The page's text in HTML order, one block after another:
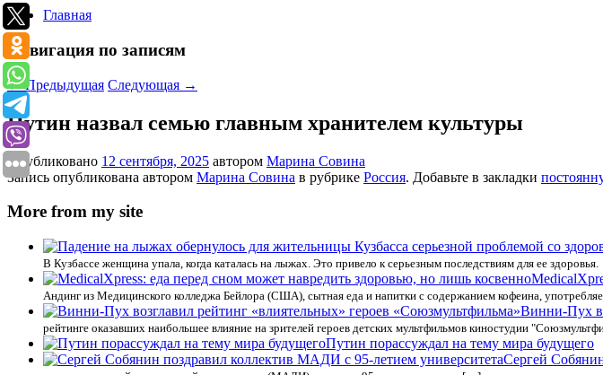
Главная
Навигация по записям
←Предыдущая Следующая →
Путин назвал семью главным хранителем культуры
Опубликовано 12 сентября, 2025 автором Марина Совина
Запись опубликована автором Марина Совина в рубрике Россия. Добавьте в закладки
More from my site
В Кузбассе женщина упала, когда каталась на лыжах. Это привело к серьезным последствиям для ее здоровья.
Андинг из Медицинского колледжа Бейлора (США), сытная еда и напитки с содержанием кофеина,
Винни-Пух
рейтинге оказавших наибольшее влияние на зрителей героев детских мультфильмов киностудии
Путин порассуждал на тему мира будущего
Сергей